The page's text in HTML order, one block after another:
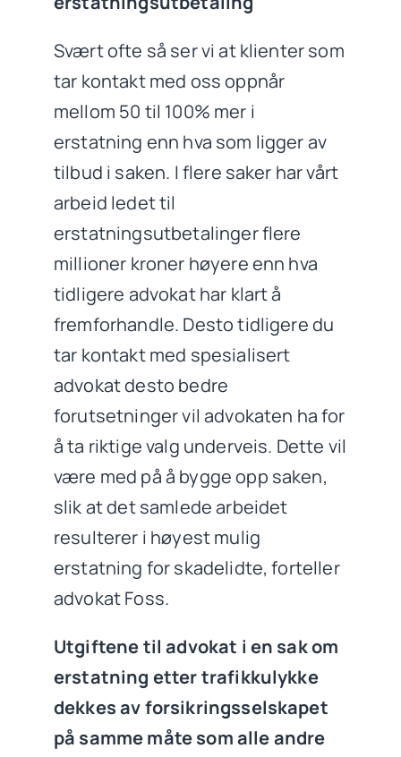
Svært ofte så ser vi at klienter som
tar kontakt med oss oppnår
mellom 50 til 100% mer i
erstatning enn hva som ligger av
tilbud i saken. I flere saker har vårt
arbeid ledet til
erstatningsutbetalinger flere
millioner kroner høyere enn hva
tidligere advokat har klart å
fremforhandle. Desto tidligere du
tar kontakt med spesialisert
advokat desto bedre
forutsetninger vil advokaten ha for
å ta riktige valg underveis. Dette vil
være med på å bygge opp saken,
slik at det samlede arbeidet
resulterer i høyest mulig
erstatning for skadelidte, forteller
advokat Foss.
Utgiftene til advokat i en sak om
erstatning etter trafikkulykke
dekkes av forsikringsselskapet
på samme måte som alle andre